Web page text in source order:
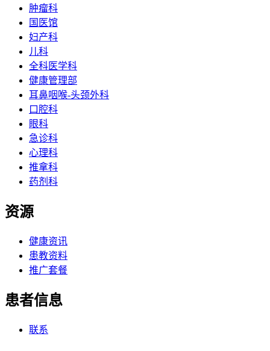
肿瘤科
国医馆
妇产科
儿科
全科医学科
健康管理部
耳鼻咽喉-头颈外科
口腔科
眼科
急诊科
心理科
推拿科
药剂科
资源
健康资讯
患教资料
推广套餐
患者信息
联系